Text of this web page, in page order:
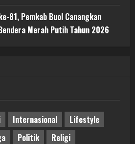
81, Pemkab Buol Canangkan
Merah Putih Tahun 2026
Internasional
Lifestyle
Politik
Religi